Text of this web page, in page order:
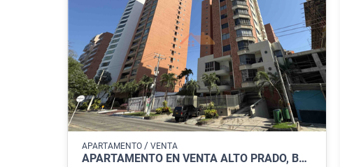
APARTAMENTO / VENTA
APARTAMENTO EN VENTA ALTO PRADO, BARRANQUILLA